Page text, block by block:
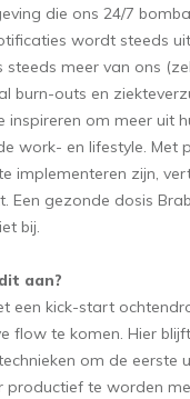
die ons 24/7
wordt steeds
steeds meer van ons
burn-outs en
inspireren om meer uit
work- en lifestyle. Met
implementeren zijn,
Een gezonde dosis
bij.
aan?
een kick-start
flow te komen. Hier
om de eerste
productief te worden